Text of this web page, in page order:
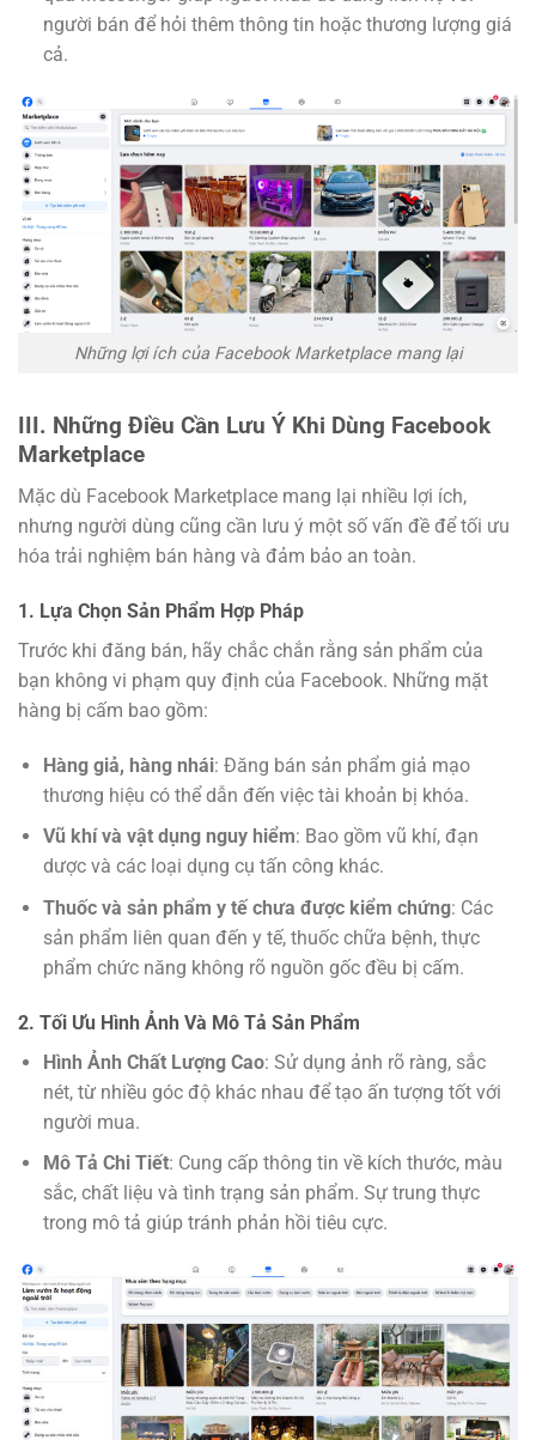
người bán để hỏi thêm thông tin hoặc thương lượng giá
cả.
Những lợi ích của Facebook Marketplace mang lại
III. Những Điều Cần Lưu Ý Khi Dùng Facebook
Marketplace
Mặc dù Facebook Marketplace mang lại nhiều lợi ích,
nhưng người dùng cũng cần lưu ý một số vấn đề để tối ưu
hóa trải nghiệm bán hàng và đảm bảo an toàn.
1. Lựa Chọn Sản Phẩm Hợp Pháp
Trước khi đăng bán, hãy chắc chắn rằng sản phẩm của
bạn không vi phạm quy định của Facebook. Những mặt
hàng bị cấm bao gồm:
Hàng giả, hàng nhái: Đăng bán sản phẩm giả mạo
thương hiệu có thể dẫn đến việc tài khoản bị khóa.
Vũ khí và vật dụng nguy hiểm: Bao gồm vũ khí, đạn
dược và các loại dụng cụ tấn công khác.
Thuốc và sản phẩm y tế chưa được kiểm chứng: Các
sản phẩm liên quan đến y tế, thuốc chữa bệnh, thực
phẩm chức năng không rõ nguồn gốc đều bị cấm.
2. Tối Ưu Hình Ảnh Và Mô Tả Sản Phẩm
Hình Ảnh Chất Lượng Cao: Sử dụng ảnh rõ ràng, sắc
nét, từ nhiều góc độ khác nhau để tạo ấn tượng tốt với
người mua.
Mô Tả Chi Tiết: Cung cấp thông tin về kích thước, màu
sắc, chất liệu và tình trạng sản phẩm. Sự trung thực
trong mô tả giúp tránh phản hồi tiêu cực.